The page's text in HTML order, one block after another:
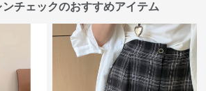
チェックのおすすめアイテム